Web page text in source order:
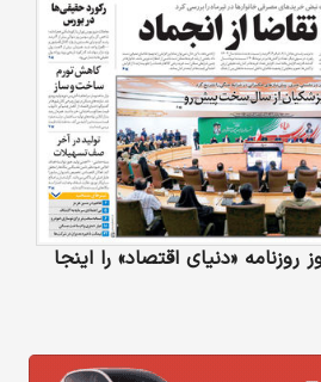
«دنیای‌ اقتصاد» را اینجا